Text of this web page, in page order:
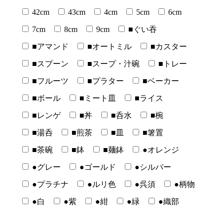
42cm 43cm 4cm 5cm 6cm
7cm 8cm 9cm ■ぐい吞
■アマンド ■オートミル ■カスター
■スプーン ■スープ・汁碗 ■トレー
■フルーツ ■プラター ■ベーカー
■ボール ■ミート皿 ■ライス
■レンゲ ■丼 ■呑水 ■椀
■湯呑 ■煎茶 ■皿 ■箸置
■茶碗 ■鉢 ■麺鉢 ●オレンジ
●グレー ●ゴールド ●シルバー
●プラチナ ●ルリ色 ●呉須 ●柄物
●白 ●紫 ●紺 ●緑 ●織部